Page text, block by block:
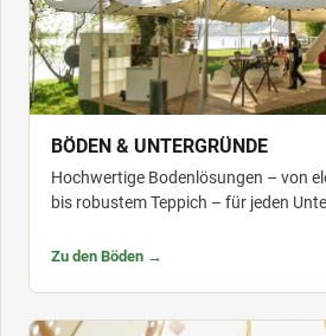
BÖDEN & UNTERGRÜNDE
Hochwertige Bodenlösungen – von
bis robustem Teppich – für jeden
Zu den Böden →